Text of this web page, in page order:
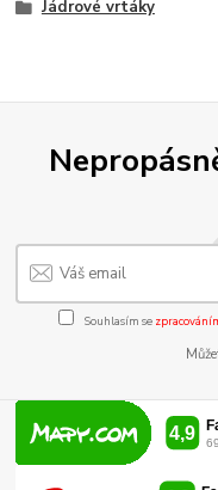
Jádrové vrtáky
Souhlasím se